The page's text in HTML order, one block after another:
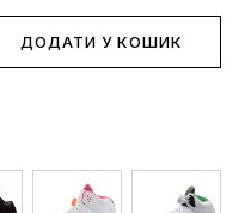
ДОДАТИ У КОШИК